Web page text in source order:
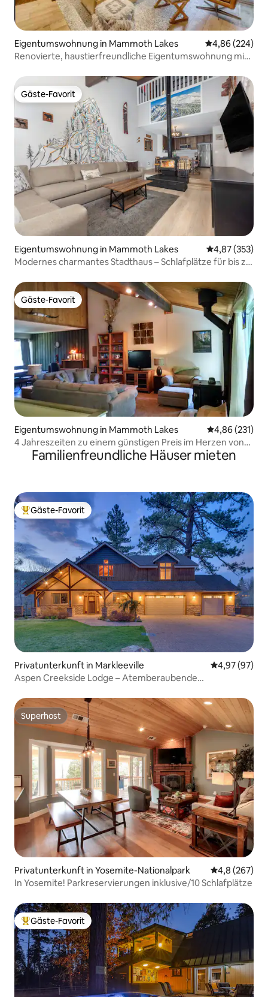
Eigentumswohnung in Mammoth Lakes
4,86 (224)
Renovierte, haustierfreundliche Eigentumswohnung mit
Gäste-Favorit
Gäste-Favorit
Eigentumswohnung in Mammoth Lakes
4,87 (353)
Modernes charmantes Stadthaus – Schlafplätze für bis zu
Gäste-Favorit
Gäste-Favorit
Eigentumswohnung in Mammoth Lakes
4,86 (231)
4 Jahreszeiten zu einem günstigen Preis im Herzen von
Mammoth Lakes
Familienfreundliche Häuser mieten
Beliebter Gäste-Favorit.
Gäste-Favorit
Privatunterkunft in Markleeville
4,97 (97)
Aspen Creekside Lodge – Atemberaubende
Superhost
Superhost
Privatunterkunft in Yosemite-Nationalpark
4,8 (267)
In Yosemite! Parkreservierungen inklusive/10 Schlafplätze
Beliebter Gäste-Favorit.
Gäste-Favorit